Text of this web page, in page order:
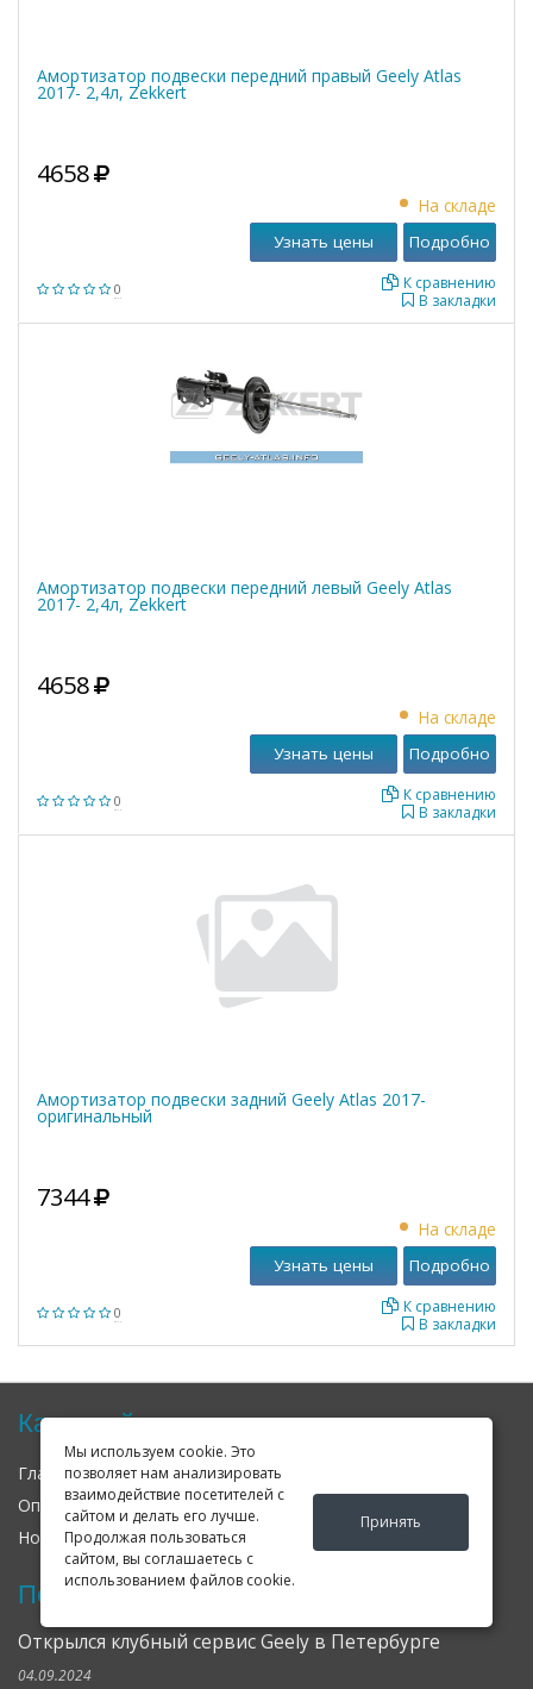
Мы используем cookie. Это
позволяет нам анализировать
взаимодействие посетителей с
сайтом и делать его лучше.
Продолжая пользоваться
сайтом, вы соглашаетесь с
использованием файлов cookie.
Принять
Амортизатор подвески передний правый Geely Atlas
2017- 2,4л, Zekkert
0
4658
На складе
В закладки
К сравнению
Узнать цены Подробно
Амортизатор подвески передний левый Geely Atlas
2017- 2,4л, Zekkert
0
4658
На складе
В закладки
К сравнению
Узнать цены Подробно
Амортизатор подвески задний Geely Atlas 2017-
оригинальный
0
7344
На складе
В закладки
К сравнению
Узнать цены Подробно
Карта сайта
Главная О нас
Оплата
Доставка
Новости
Оферта Соглашение
Последние новости
Открылся клубный сервис Geely в Петербурге
04.09.2024